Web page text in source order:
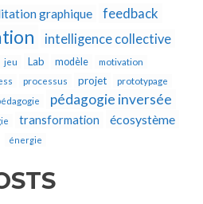
graphique feedback
intelligence collective
jeu Lab modèle motivation
processus projet prototypage
pédagogie inversée
transformation écosystème
énergie